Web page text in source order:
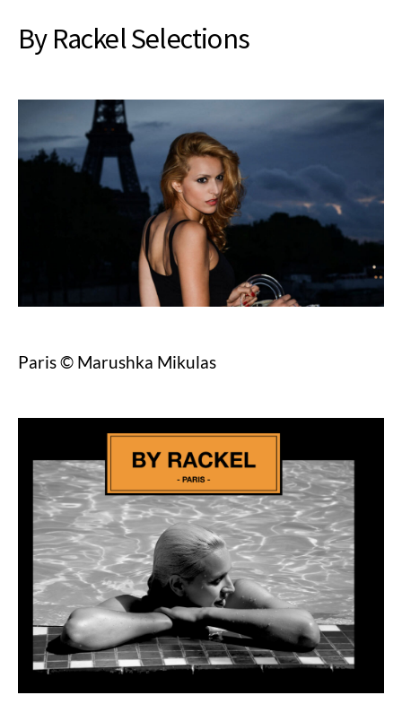
By Rackel Selections
Paris © Marushka Mikulas